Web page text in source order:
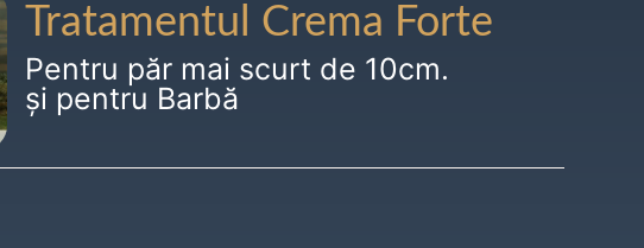
Tratamentul Crema Forte
Pentru păr mai scurt de 10cm.
și pentru Barbă